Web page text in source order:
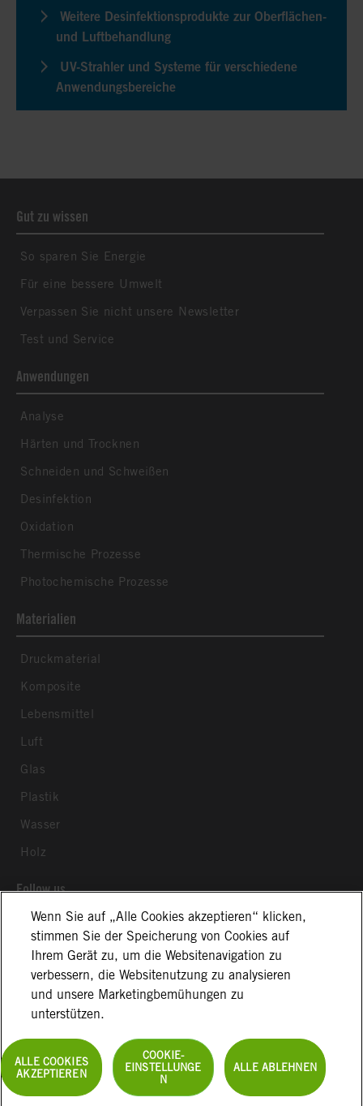
Weitere Desinfektionsprodukte zur Oberflächen-
und Luftbehandlung
UV-Strahler und Systeme für verschiedene
Anwendungsbereiche
Gut zu wissen
So sparen Sie Energie
Für eine bessere Umwelt
Verpassen Sie nicht unsere Newsletter
Test und Service
Anwendungen
Analyse
Härten und Trocknen
Schneiden und Schweißen
Desinfektion
Oxidation
Thermische Prozesse
Photochemische Prozesse
Materialien
Druckmaterial
Komposite
Lebensmittel
Luft
Glas
Plastik
Wasser
Holz
Follow us
Allgemeine Geschäftsbedingungen Impressum
Kontakt
© 2024 Excelitas Noblelight
Wenn Sie auf „Alle Cookies akzeptieren“ klicken,
stimmen Sie der Speicherung von Cookies auf
Ihrem Gerät zu, um die Websitenavigation zu
verbessern, die Websitenutzung zu analysieren
und unsere Marketingbemühungen zu
unterstützen.
COOKIE-
EINSTELLUNGE
N
ALLE ABLEHNEN
ALLE COOKIES
AKZEPTIEREN